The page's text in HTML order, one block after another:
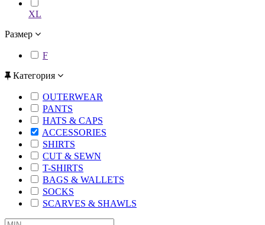
XL
Размер
F
Категория
OUTERWEAR
PANTS
HATS & CAPS
ACCESSORIES
SHIRTS
CUT & SEWN
T-SHIRTS
BAGS & WALLETS
SOCKS
SCARVES & SHAWLS